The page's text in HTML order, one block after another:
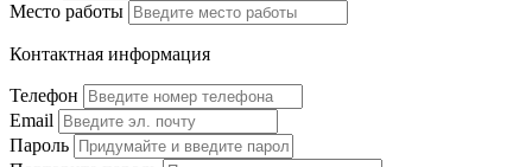
Место работы
Контактная информация
Телефон
Email
Пароль